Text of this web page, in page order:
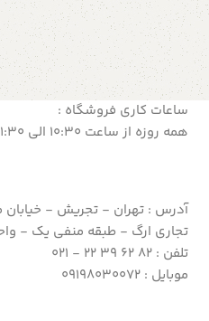
ساعات کاری فروشگاه :
همه روزه از ساعت 10:30 الی 21:30
آدرس : تهران - تجریش -
تجاری ارگ - طبقه منفی یک - واحد
تلفن : 82 62 39 22 - 021
موبایل : 09198030072